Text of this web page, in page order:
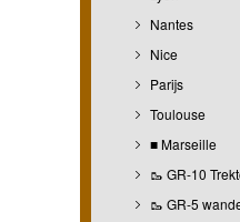
Nantes
Nice
Parijs
Toulouse
■ Marseille
🥾 GR-10
🥾 GR-5